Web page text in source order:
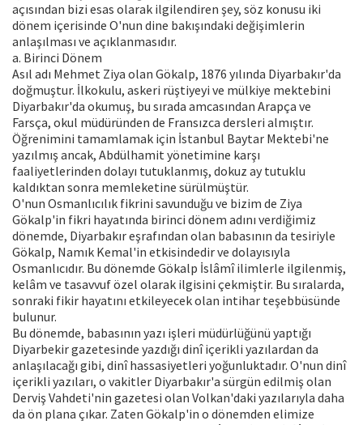
açısından bizi esas olarak ilgilendiren şey, söz konusu iki
dönem içerisinde O'nun dine bakışındaki değişimlerin
anlaşılması ve açıklanmasıdır.
a. Birinci Dönem
Asıl adı Mehmet Ziya olan Gökalp, 1876 yılında Diyarbakır'da
doğmuştur. İlkokulu, askeri rüştiyeyi ve mülkiye mektebini
Diyarbakır'da okumuş, bu sırada amcasından Arapça ve
Farsça, okul müdüründen de Fransızca dersleri almıştır.
Öğrenimini tamamlamak için İstanbul Baytar Mektebi'ne
yazılmış ancak, Abdülhamit yönetimine karşı
faaliyetlerinden dolayı tutuklanmış, dokuz ay tutuklu
kaldıktan sonra memleketine sürülmüştür.
O'nun Osmanlıcılık fikrini savunduğu ve bizim de Ziya
Gökalp'in fikri hayatında birinci dönem adını verdiğimiz
dönemde, Diyarbakır eşrafından olan babasının da tesiriyle
Gökalp, Namık Kemal'in etkisindedir ve dolayısıyla
Osmanlıcıdır. Bu dönemde Gökalp İslâmî ilimlerle ilgilenmiş,
kelâm ve tasavvuf özel olarak ilgisini çekmiştir. Bu sıralarda,
sonraki fikir hayatını etkileyecek olan intihar teşebbüsünde
bulunur.
Bu dönemde, babasının yazı işleri müdürlüğünü yaptığı
Diyarbekir gazetesinde yazdığı dinî içerikli yazılardan da
anlaşılacağı gibi, dinî hassasiyetleri yoğunluktadır. O'nun dinî
içerikli yazıları, o vakitler Diyarbakır'a sürgün edilmiş olan
Derviş Vahdeti'nin gazetesi olan Volkan'daki yazılarıyla daha
da ön plana çıkar. Zaten Gökalp'in o dönemden elimize